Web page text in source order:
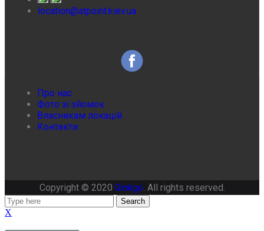
location@atpoint.kiev.ua
Про нас
Фото зі зйомок
Власникам локацій
Контакти
Copyright © 2020 Ginkgo. All rights reserved.
Search
X